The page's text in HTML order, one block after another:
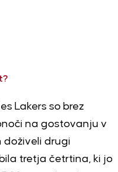
Lakers so brez
na gostovanju v
doživeli drugi
tretja četrtina, ki jo